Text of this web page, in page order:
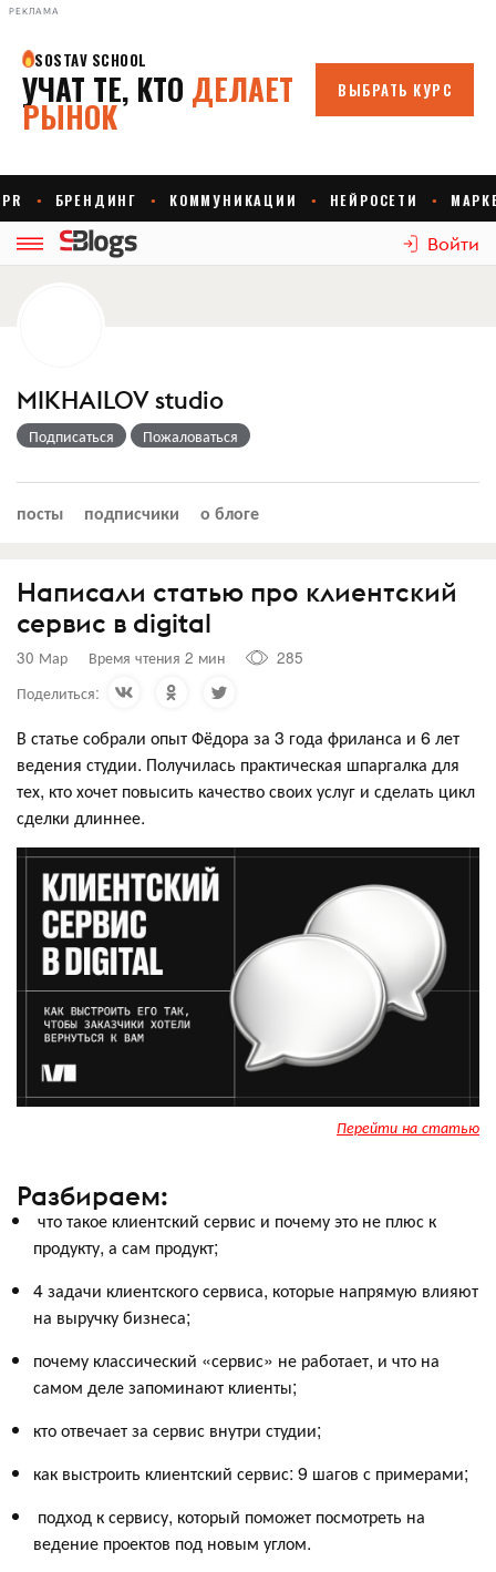
РЕКЛАМА
Войти
MIKHAILOV studio
Подписаться Пожаловаться
посты подписчики о блоге
Написали статью про клиентский
сервис в digital
30 Мар Время чтения 2 мин
285
Поделиться:
В статье собрали опыт Фёдора за 3 года фриланса и 6 лет
ведения студии. Получилась практическая шпаргалка для
тех, кто хочет повысить качество своих услуг и сделать цикл
сделки длиннее.
Перейти на статью
Разбираем:
что такое клиентский сервис и почему это не плюс к
продукту, а сам продукт;
4 задачи клиентского сервиса, которые напрямую влияют
на выручку бизнеса;
почему классический «сервис» не работает, и что на
самом деле запоминают клиенты;
кто отвечает за сервис внутри студии;
как выстроить клиентский сервис: 9 шагов с примерами;
подход к сервису, который поможет посмотреть на
ведение проектов под новым углом.